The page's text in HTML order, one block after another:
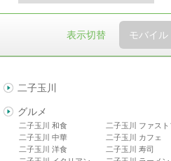
表示切替 モバイル
二子玉川
グルメ
二子玉川 和食
二子玉川 中華
二子玉川 洋食
二子玉川 ファスト
二子玉川 カフェ
二子玉川 寿司